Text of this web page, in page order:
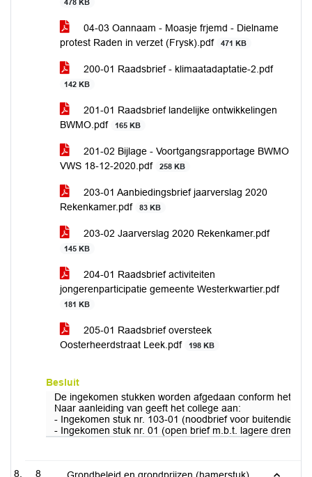
478 KB
04-03 Oannaam - Moasje frjemd - Dielname
protest Raden in verzet (Frysk).pdf
471 KB
200-01 Raadsbrief - klimaatadaptatie-2.pdf
142 KB
201-01 Raadsbrief landelijke ontwikkelingen
BWMO.pdf
165 KB
201-02 Bijlage - Voortgangsrapportage BWMO
VWS 18-12-2020.pdf
258 KB
203-01 Aanbiedingsbrief jaarverslag 2020
Rekenkamer.pdf
83 KB
203-02 Jaarverslag 2020 Rekenkamer.pdf
145 KB
204-01 Raadsbrief activiteiten
jongerenparticipatie gemeente Westerkwartier.pdf
181 KB
205-01 Raadsbrief oversteek
Oosterheerdstraat Leek.pdf
198 KB
Besluit
De ingekomen stukken worden afgedaan conform het
Naar aanleiding van geeft het college aan:
- Ingekomen stuk nr. 103-01 (noodbrief voor
- Ingekomen stuk nr. 01 (open brief m.b.t. lagere
8